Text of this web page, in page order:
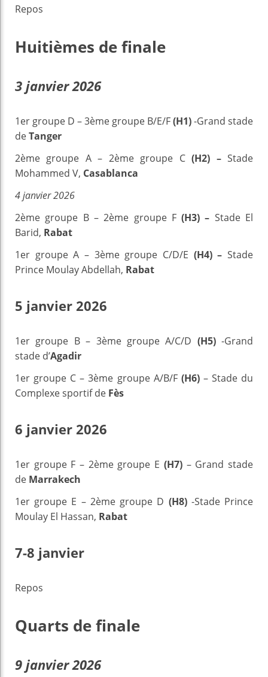
Repos
Huitièmes de finale
3 janvier 2026
1er groupe D – 3ème groupe B/E/F(H1)-Grand stade
deTanger
2ème groupe A – 2ème groupe C(H2) –Stade
Mohammed V, Casablanca
4 janvier 2026
2ème groupe B – 2ème groupe F(H3) – Stade El
Barid, Rabat
1er groupe A – 3ème groupe C/D/E (H4) –Stade
Prince Moulay Abdellah, Rabat
5 janvier 2026
1er groupe B – 3ème groupe A/C/D (H5) -Grand
stade d’Agadir
1er groupe C – 3ème groupe A/B/F (H6) – Stade du
Complexe sportif de Fès
6 janvier 2026
1er groupe F – 2ème groupe E (H7) – Grand stade
de Marrakech
1er groupe E – 2ème groupe D (H8) -Stade Prince
Moulay El Hassan, Rabat
7-8 janvier
Repos
Quarts de finale
9 janvier 2026